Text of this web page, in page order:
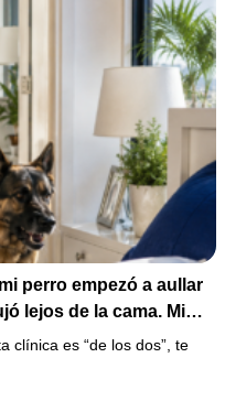
perro empezó a aullar
lejos de la cama. Mi
“Acuéstate,
pero escondí una
escuché por qué
clínica es “de los dos”, te